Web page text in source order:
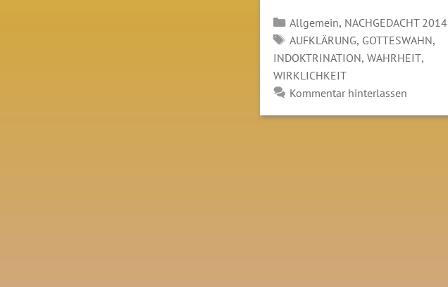
Kategorien
Allgemein, NACHGEDACHT 2014
SCHLAGWÖRTER
AUFKLÄRUNG, GOTTESWAHN,
INDOKTRINATION, WAHRHEIT,
WIRKLICHKEIT
Kommentar hinterlassen